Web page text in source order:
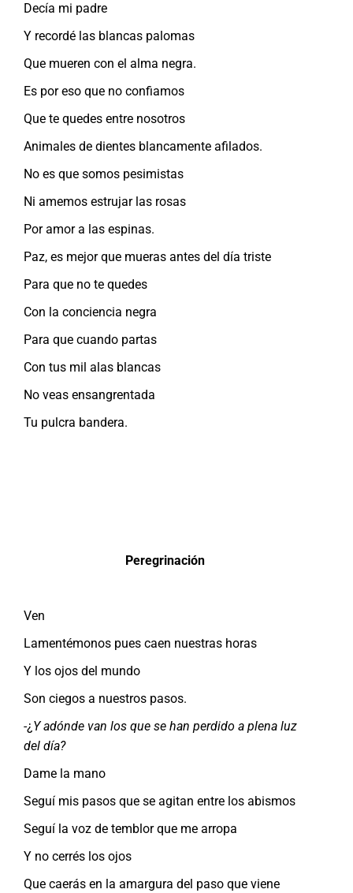
Decía mi padre
Y recordé las blancas palomas
Que mueren con el alma negra.
Es por eso que no confiamos
Que te quedes entre nosotros
Animales de dientes blancamente afilados.
No es que somos pesimistas
Ni amemos estrujar las rosas
Por amor a las espinas.
Paz, es mejor que mueras antes del día triste
Para que no te quedes
Con la conciencia negra
Para que cuando partas
Con tus mil alas blancas
No veas ensangrentada
Tu pulcra bandera.
Peregrinación
Ven
Lamentémonos pues caen nuestras horas
Y los ojos del mundo
Son ciegos a nuestros pasos.
-¿ Y adónde van los que se han perdido a plena luz
del día?
Dame la mano
Seguí mis pasos que se agitan entre los abismos
Seguí la voz de temblor que me arropa
Y no cerrés los ojos
Que caerás en la amargura del paso que viene